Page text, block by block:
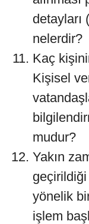
detayları
nelerdir?
Kaç
Kişisel
mudur?
Yakın
yönelik
işlem